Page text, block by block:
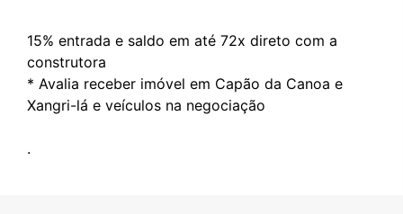
15% entrada e saldo em até 72x direto com a
construtora
* Avalia receber imóvel em Capão da Canoa e
Xangri-lá e veículos na negociação